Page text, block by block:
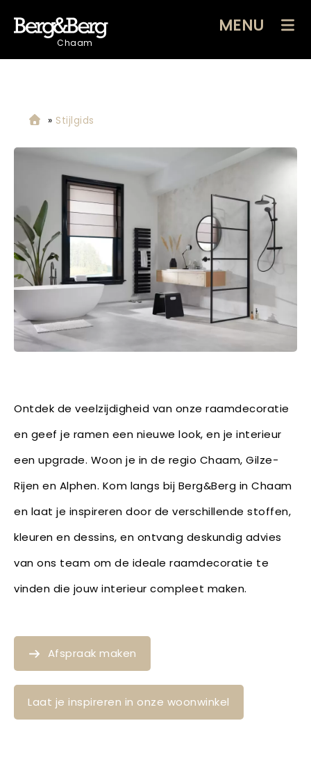
Chaam
MENU
» Stijlgids
Ontdek de veelzijdigheid van onze raamdecoratie
en geef je ramen een nieuwe look, en je interieur
een upgrade. Woon je in de regio Chaam, Gilze-
Rijen en Alphen. Kom langs bij Berg&Berg in Chaam
en laat je inspireren door de verschillende stoffen,
kleuren en dessins, en ontvang deskundig advies
van ons team om de ideale raamdecoratie te
vinden die jouw interieur compleet maken.
Afspraak maken
Laat je inspireren in onze woonwinkel